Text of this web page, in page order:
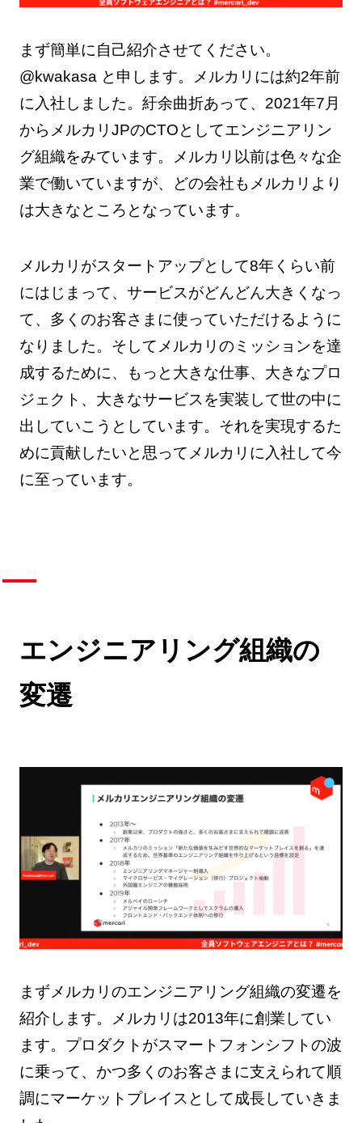
まず簡単に自己紹介させてください。
@kwakasa と申します。メルカリには約2年前
に入社しました。紆余曲折あって、2021年7月
からメルカリJPのCTOとしてエンジニアリン
グ組織をみています。メルカリ以前は色々な企
業で働いていますが、どの会社もメルカリより
は大きなところとなっています。
メルカリがスタートアップとして8年くらい前
にはじまって、サービスがどんどん大きくなっ
て、多くのお客さまに使っていただけるように
なりました。そしてメルカリのミッションを達
成するために、もっと大きな仕事、大きなプロ
ジェクト、大きなサービスを実装して世の中に
出していこうとしています。それを実現するた
めに貢献したいと思ってメルカリに入社して今
に至っています。
エンジニアリング組織の
変遷
まずメルカリのエンジニアリング組織の変遷を
紹介します。メルカリは2013年に創業してい
ます。プロダクトがスマートフォンシフトの波
に乗って、かつ多くのお客さまに支えられて順
調にマーケットプレイスとして成長していきま